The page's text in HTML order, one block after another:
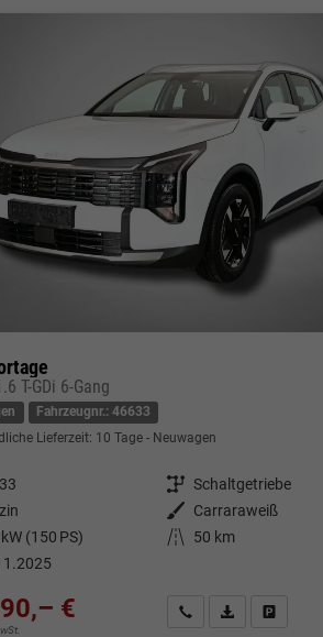
T-GDi 6-Gang
Fahrzeugnr.: 46633
Lieferzeit: 10 Tage Neuwagen
Getriebe Schaltgetriebe
Außenfarbe Carraraweiß
(150 PS) Kilometerstand
50 km
€ Kontakt & Angebot
PDF-Datei,